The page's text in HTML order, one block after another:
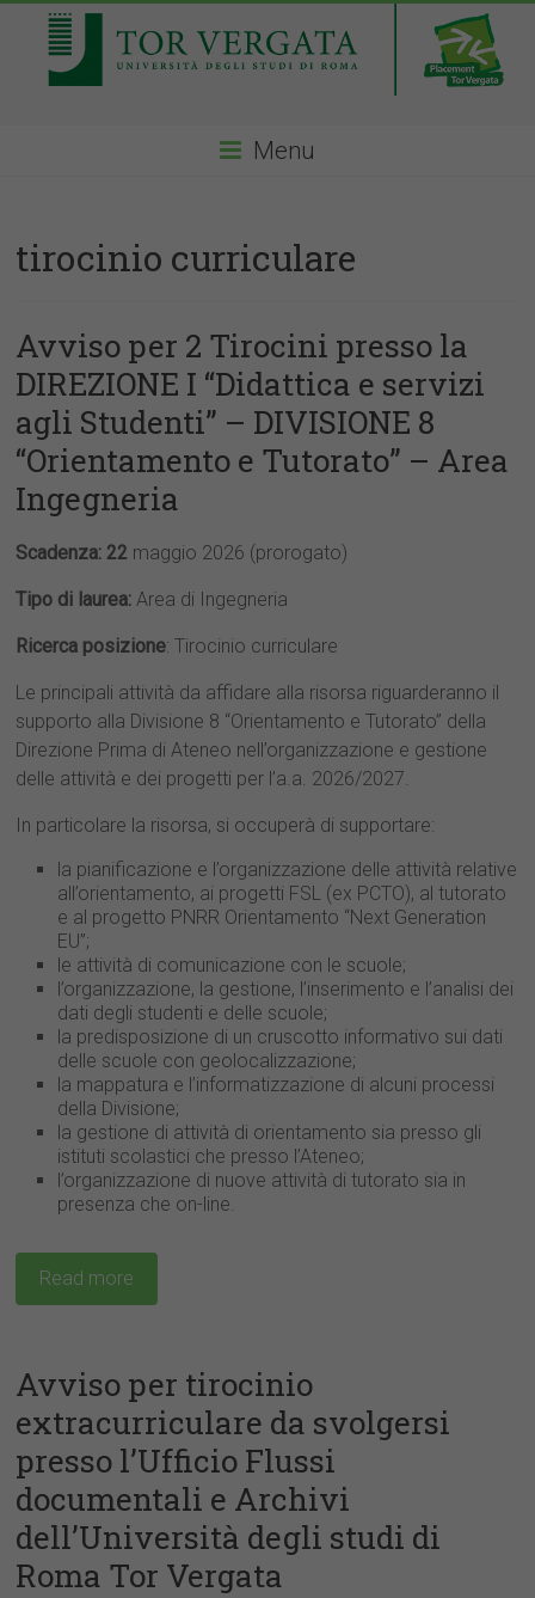
Menu
tirocinio curriculare
Avviso per 2 Tirocini presso la
DIREZIONE I “Didattica e servizi
agli Studenti” – DIVISIONE 8
“Orientamento e Tutorato” – Area
Ingegneria
Scadenza: 22 maggio 2026 (prorogato)
Tipo di laurea:Area di Ingegneria
Ricerca posizione: Tirocinio curriculare
Le principali attività da affidare alla risorsa riguarderanno il
supporto alla Divisione 8 “Orientamento e Tutorato” della
Direzione Prima di Ateneo nell’organizzazione e gestione
delle attività e dei progetti per l’a.a. 2026/2027.
In particolare la risorsa, si occuperà di supportare:
la pianificazione e l’organizzazione delle attività relative
all’orientamento, ai progetti FSL (ex PCTO), al tutorato
e al progetto PNRR Orientamento “Next Generation
EU”;
le attività di comunicazione con le scuole;
l’organizzazione, la gestione, l’inserimento e l’analisi dei
dati degli studenti e delle scuole;
la predisposizione di un cruscotto informativo sui dati
delle scuole con geolocalizzazione;
la mappatura e l’informatizzazione di alcuni processi
della Divisione;
la gestione di attività di orientamento sia presso gli
istituti scolastici che presso l’Ateneo;
l’organizzazione di nuove attività di tutorato sia in
presenza che on-line.
Read more
Avviso per tirocinio
extracurriculare da svolgersi
presso l’Ufficio Flussi
documentali e Archivi
dell’Università degli studi di
Roma Tor Vergata